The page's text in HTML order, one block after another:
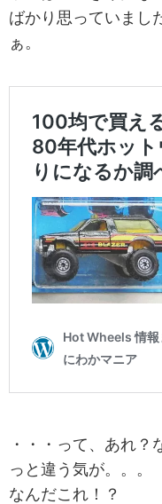
ばかり思っていまし
ぁ。
・・・って、あれ？
っと違う気が。。。
なんだこれ！？